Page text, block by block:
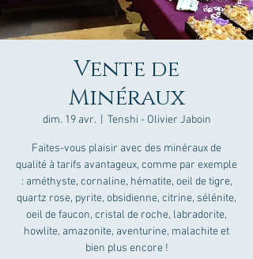
Vente de
Minéraux
dim. 19 avr.
  |
Tenshi - Olivier Jaboin
Faites-vous plaisir avec des minéraux de
qualité à tarifs avantageux, comme par exemple
: améthyste, cornaline, hématite, oeil de tigre,
quartz rose, pyrite, obsidienne, citrine, sélénite,
oeil de faucon, cristal de roche, labradorite,
howlite, amazonite, aventurine, malachite et
bien plus encore !